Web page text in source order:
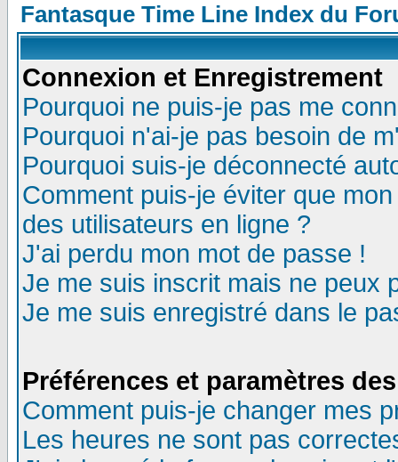
Fantasque Time Line Index du
Connexion et Enregistrement
Pourquoi ne puis-je pas me
Pourquoi n'ai-je pas besoin de
Pourquoi suis-je déconnecté
Comment puis-je éviter que
des utilisateurs en ligne ?
J'ai perdu mon mot de passe !
Je me suis inscrit mais ne peux
Je me suis enregistré dans le
Préférences et paramètres
Comment puis-je changer mes
Les heures ne sont pas